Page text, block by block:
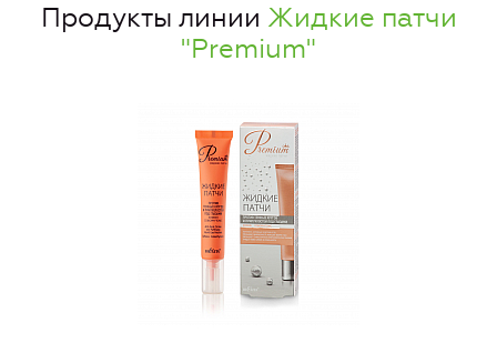
Продукты линии Жидкие патчи
"Premium"